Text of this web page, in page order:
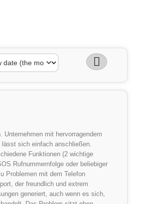

mit hervorragendem
sich einfach anschließen.
Funktionen (2 wichtige
Rufnummernfolge oder beliebiger
Problemen mit dem Telefon
der freundlich und extrem
generiert, auch wenn es sich,